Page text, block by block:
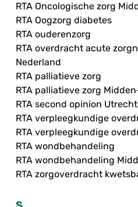
RTA Oncologische zorg
RTA Oogzorg diabetes
RTA ouderenzorg
RTA overdracht acute
Nederland
RTA palliatieve zorg
RTA palliatieve zorg
RTA second opinion Utrecht
RTA verpleegkundige
RTA verpleegkundige
RTA wondbehandeling
RTA wondbehandeling
RTA zorgoverdracht